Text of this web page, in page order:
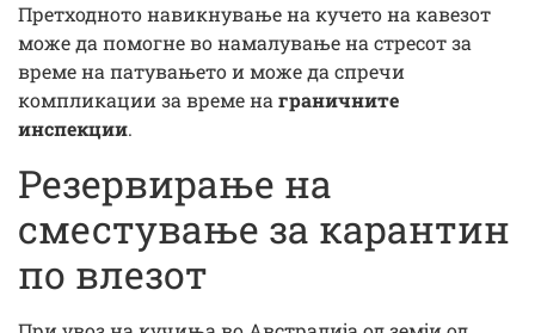
Претходното навикнување на кучето на кавезот
може да помогне во намалување на стресот за
време на патувањето и може да спречи
компликации за време награничните
инспекции.
Резервирање на
сместување за карантин
по влезот